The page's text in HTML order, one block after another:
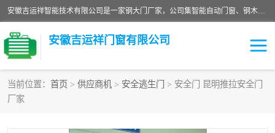
安徽吉运祥智能技术有限公司是一家钢大门厂家，公司集智能自动门窗、钢木门、特种门窗、工业门窗、图集门窗、定制门窗、非标门窗等通道产品的研发设计、制作、安装于一体的综合性、性高新技术企业。
安徽吉运祥门窗有限公司
当前位置： 首页 > 供应商机 > 安全逃生门
> 安全门 昆明推拉安全门
厂家
保温门